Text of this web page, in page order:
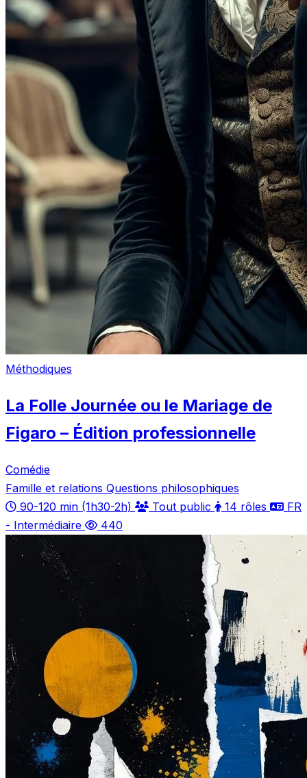
Méthodiques
La Folle Journée ou le Mariage de
Figaro – Édition professionnelle
Comédie
Famille et relations Questions philosophiques
90-120 min (1h30-2h)
Tout public 14 rôles
FR
- Intermédiaire
440